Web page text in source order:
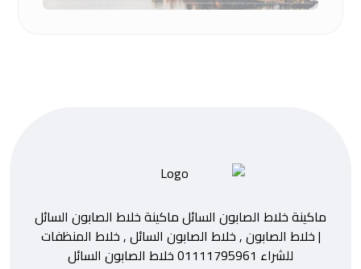
ماكينة خلاط الصابون السائل ماكينة خلاط الصابون السائل
| خلاط الصابون , خلاط الصابون السائل , خلاط المنظفات
للشراء 01111795961 خلاط الصابون السائل